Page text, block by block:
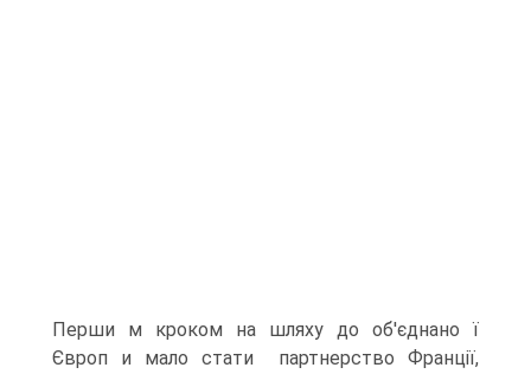
Перши м кроком на шляху до об'єднано ї
Європ и мало стати партнерство Франції,